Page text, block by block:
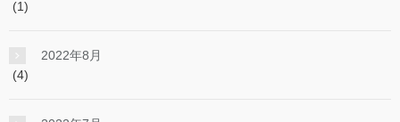
(1)
2022年8月
(4)